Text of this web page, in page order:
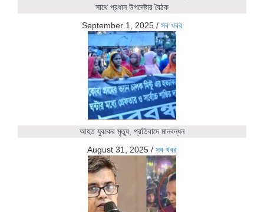
সাথে প্রধান উপদেষ্টার বৈঠক
September 1, 2025 / সব খবর
আহত যুবকের মৃত্যু, প্রতিবাদে মানবন্ধন
August 31, 2025 / সব খবর